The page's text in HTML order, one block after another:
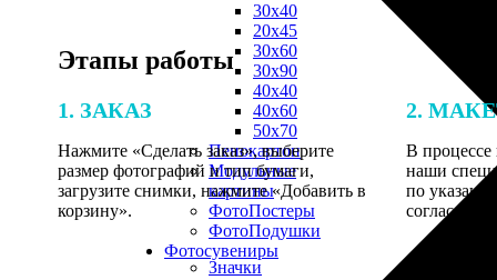
30х40
20х45
30х60
30х90
40х40
40х60
50х70
Пенокартон
Модульные
картины
ФотоПостеры
ФотоПодушки
Фотоcувениры
Значки
Этапы работы
1. ЗАКАЗ
Нажмите «Сделать заказ», выберите
размер фотографий и тип бумаги,
загрузите снимки, нажмите «Добавить в
корзину».
2.
В процессе
наши
по